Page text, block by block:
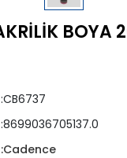
BOYA
:CB6737
:8699036705137.0
:Cadence